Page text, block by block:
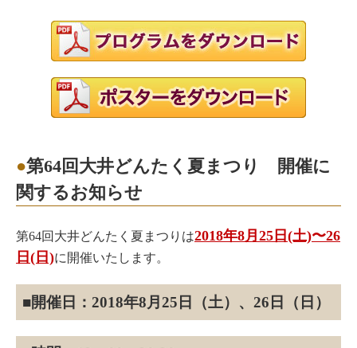
第64回大井どんたく夏まつり 開催に
関するお知らせ
第64回大井どんたく夏まつりは2018年8月25日(土)〜26
日(日)に開催いたします。
■開催日：2018年8月25日（土）、26日（日）